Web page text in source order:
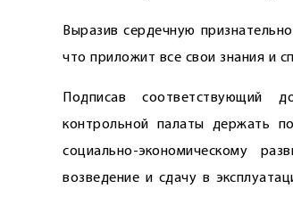
Выразив сердечную
что приложит все свои знания и
Подписав соответствующий
контрольной палаты держать
социально-экономическому
возведение и сдачу в